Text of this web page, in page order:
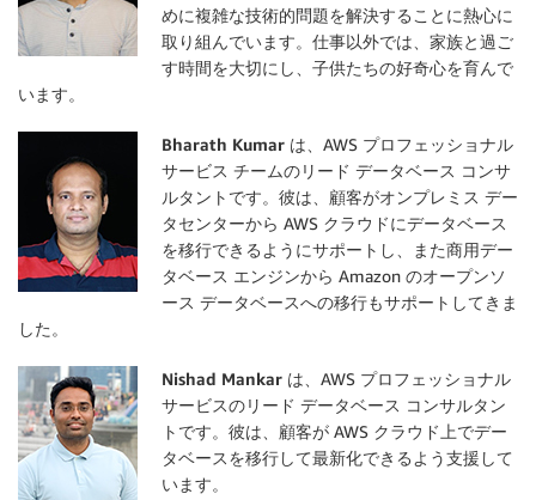
めに複雑な技術的問題を解決することに熱心に
取り組んでいます。仕事以外では、家族と過ご
す時間を大切にし、子供たちの好奇心を育んで
います。
Bharath Kumar は、AWS プロフェッショナル
サービス チームのリード データベース コンサ
ルタントです。彼は、顧客がオンプレミス デー
タセンターから AWS クラウドにデータベース
を移行できるようにサポートし、また商用デー
タベース エンジンから Amazon のオープンソ
ース データベースへの移行もサポートしてきま
した。
Nishad Mankar は、AWS プロフェッショナル
サービスのリード データベース コンサルタン
トです。彼は、顧客が AWS クラウド上でデー
タベースを移行して最新化できるよう支援して
います。